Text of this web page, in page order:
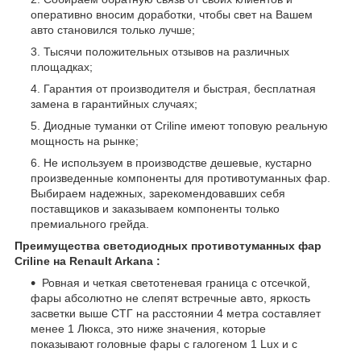
оперативно вносим доработки, чтобы свет на Вашем
авто становился только лучше;
Тысячи положительных отзывов на различных
площадках;
Гарантия от производителя и быстрая, бесплатная
замена в гарантийных случаях;
Диодные туманки от Criline имеют топовую реальную
мощность на рынке;
Не используем в производстве дешевые, кустарно
произведенные компоненты для противотуманных фар.
Выбираем надежных, зарекомендовавших себя
поставщиков и заказываем компоненты только
премиального грейда.
Преимущества светодиодных противотуманных фар
Criline на Renault Arkana :
Ровная и четкая светотеневая граница с отсечкой,
фары абсолютно не слепят встречные авто, яркость
засветки выше СТГ на расстоянии 4 метра составляет
менее 1 Люкса, это ниже значения, которые
показывают головные фары с галогеном 1 Lux и с